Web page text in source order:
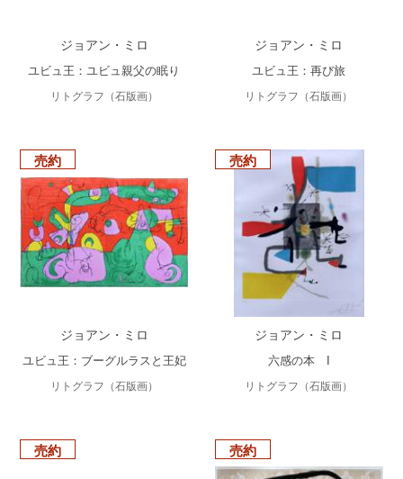
ジョアン・ミロ
ユビュ王：ユビュ親父の眠り
リトグラフ（石版画）
ジョアン・ミロ
ユビュ王：再び旅
リトグラフ（石版画）
売約
ジョアン・ミロ
ユビュ王：ブーグルラスと王妃
リトグラフ（石版画）
売約
ジョアン・ミロ
六感の本 I
リトグラフ（石版画）
売約 売約